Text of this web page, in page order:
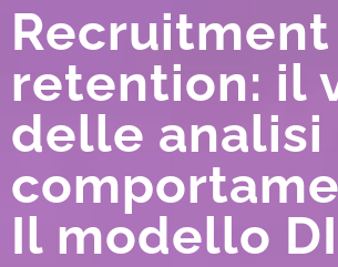
retention: il
delle analisi
Il modello